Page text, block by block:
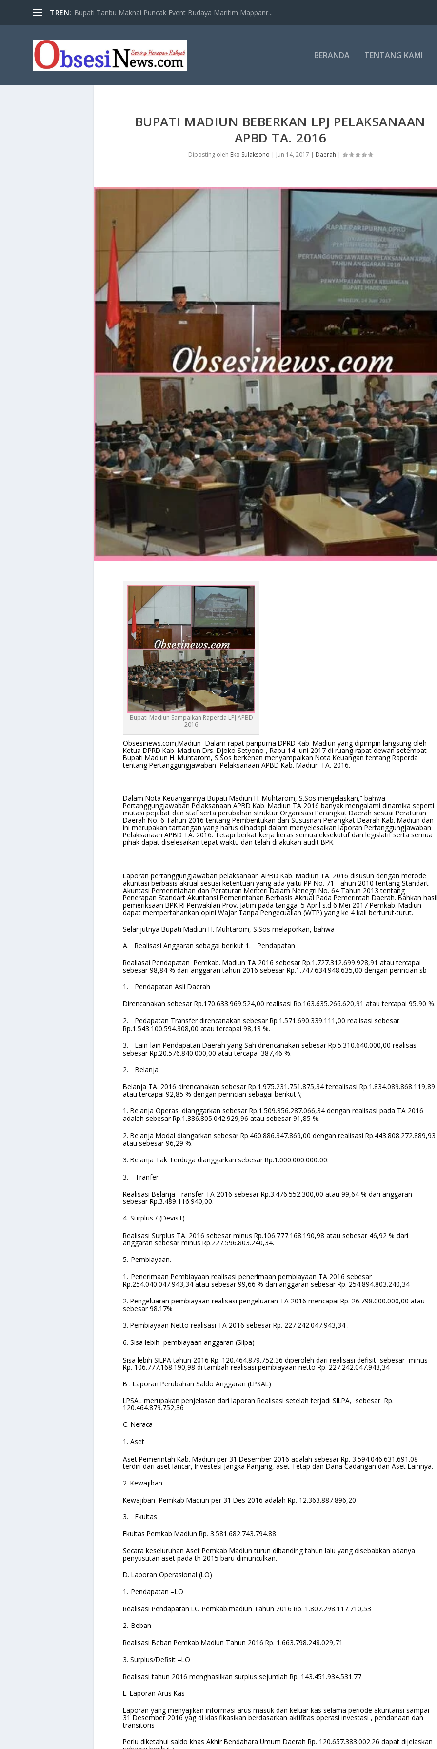
TREN: Bupati Tanbu Maknai Puncak Event Budaya Maritim Mappanr...
BERANDA TENTANG KAMI
BUPATI MADIUN BEBERKAN LPJ PELAKSANAAN
APBD TA. 2016
Diposting oleh Eko Sulaksono | Jun 14, 2017 | Daerah |
Bupati Madiun Sampaikan Raperda LPJ APBD
2016
Obsesinews.com,Madiun- Dalam rapat paripurna DPRD Kab. Madiun yang dipimpin langsung oleh
Ketua DPRD Kab. Madiun Drs. Djoko Setyono , Rabu 14 Juni 2017 di ruang rapat dewan setempat
Bupati Madiun H. Muhtarom, S.Sos berkenan menyampaikan Nota Keuangan tentang Raperda
tentang Pertanggungjawaban Pelaksanaan APBD Kab. Madiun TA. 2016.
Dalam Nota Keuangannya Bupati Madiun H. Muhtarom, S.Sos menjelaskan,” bahwa
Pertanggungjawaban Pelaksanaan APBD Kab. Madiun TA 2016 banyak mengalami dinamika seperti
mutasi pejabat dan staf serta perubahan struktur Organisasi Perangkat Daerah sesuai Peraturan
Daerah No. 6 Tahun 2016 tentang Pembentukan dan Sususnan Perangkat Dearah Kab. Madiun dan
ini merupakan tantangan yang harus dihadapi dalam menyelesaikan laporan Pertanggungjawaban
Pelaksanaan APBD TA. 2016. Tetapi berkat kerja keras semua eksekutuf dan legislatif serta semua
pihak dapat diselesaikan tepat waktu dan telah dilakukan audit BPK.
Laporan pertanggungjawaban pelaksanaan APBD Kab. Madiun TA. 2016 disusun dengan metode
akuntasi berbasis akrual sesuai ketentuan yang ada yaitu PP No. 71 Tahun 2010 tentang Standart
Akuntasi Pemerintahan dan Peraturan Menteri Dalam Nenegri No. 64 Tahun 2013 tentang
Penerapan Standart Akuntansi Pemerintahan Berbasis Akrual Pada Pemerintah Daerah. Bahkan hasil
pemeriksaan BPK RI Perwakilan Prov. Jatim pada tanggal 5 April s.d 6 Mei 2017 Pemkab. Madiun
dapat mempertahankan opini Wajar Tanpa Pengecualian (WTP) yang ke 4 kali berturut-turut.
Selanjutnya Bupati Madiun H. Muhtarom, S.Sos melaporkan, bahwa
A.
Realisasi Anggaran sebagai berikut 1.
Pendapatan
Realiasai Pendapatan Pemkab. Madiun TA 2016 sebesar Rp.1.727.312.699.928,91 atau tercapai
sebesar 98,84 % dari anggaran tahun 2016 sebesar Rp.1.747.634.948.635,00 dengan perincian sb
1.
Pendapatan Asli Daerah
Direncanakan sebesar Rp.170.633.969.524,00 realisasi Rp.163.635.266.620,91 atau tercapai 95,90 %.
2.
Pedapatan Transfer direncanakan sebesar Rp.1.571.690.339.111,00 realisasi sebesar
Rp.1.543.100.594.308,00 atau tercapai 98,18 %.
3.
Lain-lain Pendapatan Daerah yang Sah direncanakan sebesar Rp.5.310.640.000,00 realisasi
sebesar Rp.20.576.840.000,00 atau tercapai 387,46 %.
2.
Belanja
Belanja TA. 2016 direncanakan sebesar Rp.1.975.231.751.875,34 terealisasi Rp.1.834.089.868.119,89
atau tercapai 92,85 % dengan perincian sebagai berikut \;
1. Belanja Operasi dianggarkan sebesar Rp.1.509.856.287.066,34 dengan realisasi pada TA 2016
adalah sebesar Rp.1.386.805.042.929,96 atau sebesar 91,85 %.
2. Belanja Modal diangarkan sebesar Rp.460.886.347.869,00 dengan realisasi Rp.443.808.272.889,93
atau sebesar 96,29 %.
3. Belanja Tak Terduga dianggarkan sebesar Rp.1.000.000.000,00.
3.
Tranfer
Realisasi Belanja Transfer TA 2016 sebesar Rp.3.476.552.300,00 atau 99,64 % dari anggaran
sebesar Rp.3.489.116.940,00.
4. Surplus / (Devisit)
Realisasi Surplus TA. 2016 sebesar minus Rp.106.777.168.190,98 atau sebesar 46,92 % dari
anggaran sebesar minus Rp.227.596.803.240,34.
5. Pembiayaan.
1. Penerimaan Pembiayaan realisasi penerimaan pembiayaan TA 2016 sebesar
Rp.254.040.047.943,34 atau sebesar 99,66 % dari anggaran sebesar Rp. 254.894.803.240,34
2. Pengeluaran pembiayaan realisasi pengeluaran TA 2016 mencapai Rp. 26.798.000.000,00 atau
sebesar 98.17%
3. Pembiayaan Netto realisasi TA 2016 sebesar Rp. 227.242.047.943,34 .
6. Sisa lebih pembiayaan anggaran (Silpa)
Sisa lebih SILPA tahun 2016 Rp. 120.464.879.752,36 diperoleh dari realisasi defisit sebesar minus
Rp. 106.777.168.190,98 di tambah realisasi pembiayaan netto Rp. 227.242.047.943,34
B . Laporan Perubahan Saldo Anggaran (LPSAL)
LPSAL merupakan penjelasan dari laporan Realisasi setelah terjadi SILPA, sebesar Rp.
120.464.879.752,36
C. Neraca
1. Aset
Aset Pemerintah Kab. Madiun per 31 Desember 2016 adalah sebesar Rp. 3.594.046.631.691.08
terdiri dari aset lancar, Investesi Jangka Panjang, aset Tetap dan Dana Cadangan dan Aset Lainnya.
2. Kewajiban
Kewajiban Pemkab Madiun per 31 Des 2016 adalah Rp. 12.363.887.896,20
3.
Ekuitas
Ekuitas Pemkab Madiun Rp. 3.581.682.743.794.88
Secara keseluruhan Aset Pemkab Madiun turun dibanding tahun lalu yang disebabkan adanya
penyusutan aset pada th 2015 baru dimunculkan.
D. Laporan Operasional (LO)
1. Pendapatan –LO
Realisasi Pendapatan LO Pemkab.madiun Tahun 2016 Rp. 1.807.298.117.710,53
2. Beban
Realisasi Beban Pemkab Madiun Tahun 2016 Rp. 1.663.798.248.029,71
3. Surplus/Defisit –LO
Realisasi tahun 2016 menghasilkan surplus sejumlah Rp. 143.451.934.531.77
E. Laporan Arus Kas
Laporan yang menyajikan informasi arus masuk dan keluar kas selama periode akuntansi sampai
31 Desember 2016 yag di klasifikasikan berdasarkan aktifitas operasi investasi , pendanaan dan
transitoris
Perlu diketahui saldo khas Akhir Bendahara Umum Daerah Rp. 120.657.383.002.26 dapat dijelaskan